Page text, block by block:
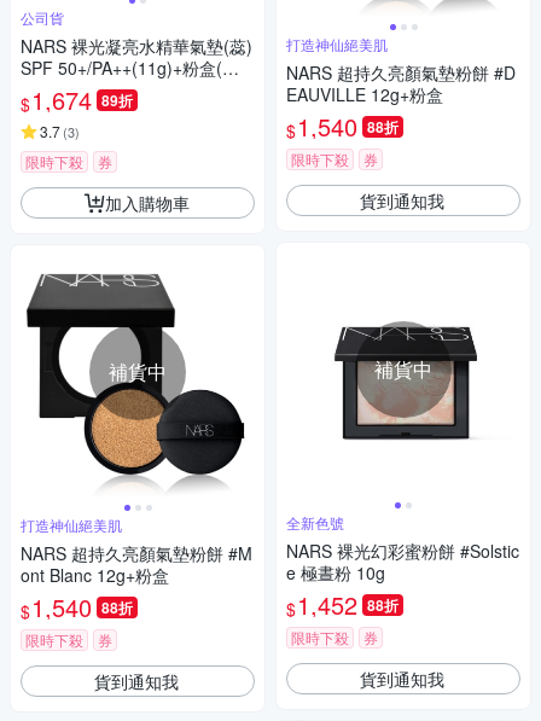
公司貨
NARS 裸光凝亮水精華氣墊(蕊)
SPF 50+/PA++(11g)+粉盒(公
司貨)
$1,674 89折
3.7(3)
限時下殺 券
加入購物車
補貨中
打造神仙絕美肌
NARS 超持久亮顏氣墊粉餅 #M
ont Blanc 12g+粉盒
$1,540 88折
限時下殺 券
貨到通知我
打造神仙絕美肌
NARS 超持久亮顏氣墊粉餅 #D
EAUVILLE 12g+粉盒
$1,540 88折
限時下殺 券
貨到通知我
補貨中
全新色號
NARS 裸光幻彩蜜粉餅 #Solstic
e 極晝粉 10g
$1,452 88折
限時下殺 券
貨到通知我